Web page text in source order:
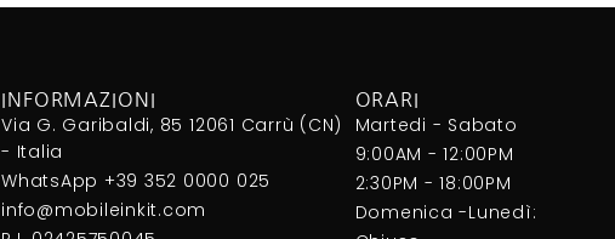
INFORMAZIONI
Via G. Garibaldi, 85 12061 Carrù (CN)
- Italia
WhatsApp +39 352 0000 025
info@mobileinkit.com
ORARI
Martedi - Sabato
9:00AM - 12:00PM
2:30PM - 18:00PM
Domenica -Lunedì: